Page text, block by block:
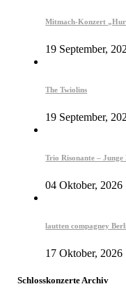
Mitmach-Konzert
19 September,
The Twiolins
19 September,
Trio Risonante –
04 Oktober, 2026
lautten compagney
17 Oktober, 2026
Schlosskonzerte Archiv